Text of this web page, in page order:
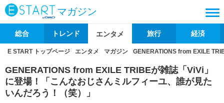
マガジン
総合 トレンド エンタメ 旅行 経済
E START トップページ エンタメ マガジン GENERATIONS from EXILE
GENERATIONS from EXILE TRIBEが雑誌「ViVi」
に登場！「こんなおじさんミルフィーユ、誰が見た
いんだろう！（笑）」